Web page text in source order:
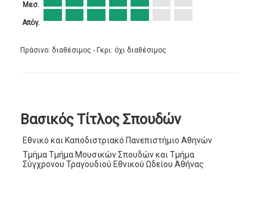
Μεσ.
Απόγ.
Πράσινο: διαθέσιμος - Γκρι: όχι διαθέσιμος
Βασικός Τίτλος Σπουδών
Εθνικό και Καποδιστριακό Πανεπιστήμιο Αθηνών
Τμήμα Τμήμα Μουσικών Σπουδών και Τμήμα
Σύγχρονου Τραγουδιού Εθνικού Ωδείου Αθήνας